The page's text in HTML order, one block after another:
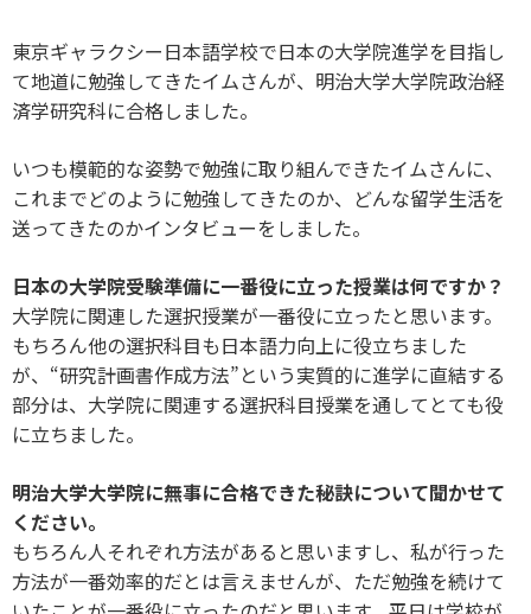
東京ギャラクシー日本語学校で日本の大学院進学を目指し
て地道に勉強してきたイムさんが、明治大学大学院政治経
済学研究科に合格しました。
いつも模範的な姿勢で勉強に取り組んできたイムさんに、
これまでどのように勉強してきたのか、どんな留学生活を
送ってきたのかインタビューをしました。
日本の大学院受験準備に一番役に立った授業は何ですか？
大学院に関連した選択授業が一番役に立ったと思います。
もちろん他の選択科目も日本語力向上に役立ちました
が、“研究計画書作成方法”という実質的に進学に直結する
部分は、大学院に関連する選択科目授業を通してとても役
に立ちました。
明治大学大学院に無事に合格できた秘訣について聞かせて
ください。
もちろん人それぞれ方法があると思いますし、私が行った
方法が一番効率的だとは言えませんが、ただ勉強を続けて